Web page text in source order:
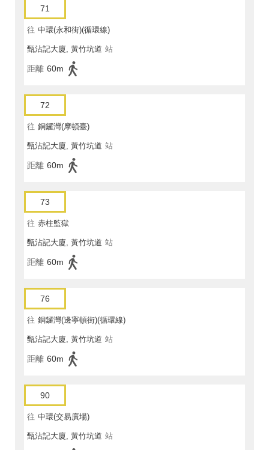
71
往 中環(永和街)(循環線)
甄沾記大廈, 黃竹坑道 站
距離 60m
72
往 銅鑼灣(摩頓臺)
甄沾記大廈, 黃竹坑道 站
距離 60m
73
往 赤柱監獄
甄沾記大廈, 黃竹坑道 站
距離 60m
76
往 銅鑼灣(邊寧頓街)(循環線)
甄沾記大廈, 黃竹坑道 站
距離 60m
90
往 中環(交易廣場)
甄沾記大廈, 黃竹坑道 站